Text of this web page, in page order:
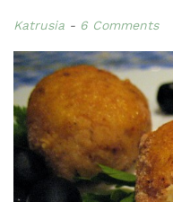
Katrusia 6 Comments